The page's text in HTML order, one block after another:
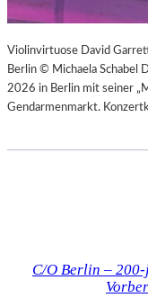
Violinvirtuose David
Berlin © Michaela Schabel
2026 in Berlin mit seiner
Gendarmenmarkt.
C/O Berlin –